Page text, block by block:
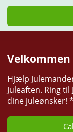
Velkommen
Hjælp
Juleaften. Ring
dine juleønsker! *